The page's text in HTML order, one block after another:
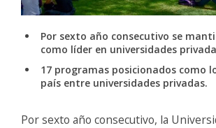
Por sexto año consecutivo se
como líder en universidades
17 programas posicionados como
país entre universidades privadas.
Por sexto año consecutivo, la